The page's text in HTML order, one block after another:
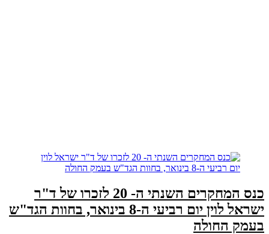
כנס המחקרים השנתי ה- 20 לזכרו של ד"ר
ישראל לוין יום רביעי ה-8 בינואר, בחוות הגד"ש
בעמק החולה